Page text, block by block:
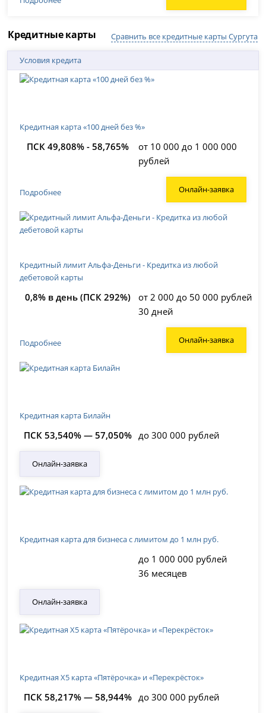
Кредитные карты Сравнить все кредитные карты Сургута
Условия кредита
Кредитная карта «100 дней без %»
ПСК 49,808% - 58,765%
от 10 000 до 1 000 000
рублей
Подробнее Онлайн-заявка
Кредитный лимит Альфа-Деньги - Кредитка из любой
дебетовой карты
0,8% в день (ПСК 292%)
от 2 000 до 50 000 рублей
30 дней
Подробнее Онлайн-заявка
Кредитная карта Билайн
ПСК 53,540% — 57,050% до 300 000 рублей
Онлайн-заявка
Кредитная карта для бизнеса с лимитом до 1 млн руб.
до 1 000 000 рублей
36 месяцев
Онлайн-заявка
Кредитная Х5 карта «Пятёрочка» и «Перекрёсток»
ПСК 58,217% — 58,944% до 300 000 рублей